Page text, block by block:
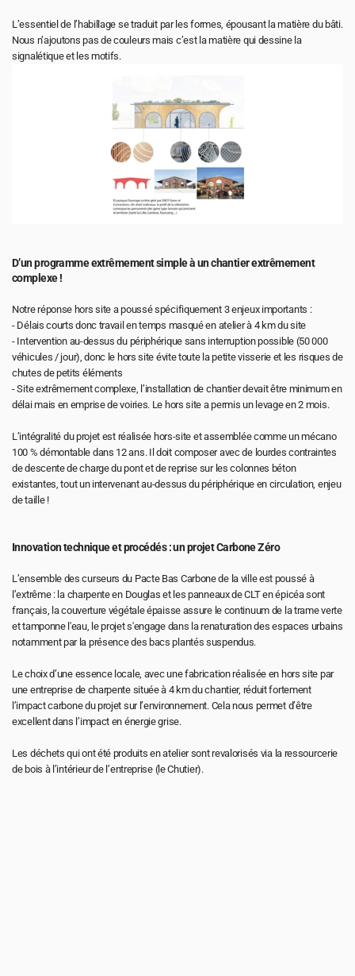
L’essentiel de l’habillage se traduit par les formes, épousant la matière du bâti.
Nous n’ajoutons pas de couleurs mais c’est la matière qui dessine la
signalétique et les motifs.
D’un programme extrêmement simple à un chantier extrêmement
complexe !
Notre réponse hors site a poussé spécifiquement 3 enjeux importants :
- Délais courts donc travail en temps masqué en atelier à 4 km du site
- Intervention au-dessus du périphérique sans interruption possible (50 000
véhicules / jour), donc le hors site évite toute la petite visserie et les risques de
chutes de petits éléments
- Site extrêmement complexe, l’installation de chantier devait être minimum en
délai mais en emprise de voiries. Le hors site a permis un levage en 2 mois.
L’intégralité du projet est réalisée hors-site et assemblée comme un mécano
100 % démontable dans 12 ans. Il doit composer avec de lourdes contraintes
de descente de charge du pont et de reprise sur les colonnes béton
existantes, tout un intervenant au-dessus du périphérique en circulation, enjeu
de taille !
Innovation technique et procédés : un projet Carbone Zéro
L’ensemble des curseurs du Pacte Bas Carbone de la ville est poussé à
l’extrême : la charpente en Douglas et les panneaux de CLT en épicéa sont
français, la couverture végétale épaisse assure le continuum de la trame verte
et tamponne l'eau, le projet s'engage dans la renaturation des espaces urbains
notamment par la présence des bacs plantés suspendus.
Le choix d’une essence locale, avec une fabrication réalisée en hors site par
une entreprise de charpente située à 4 km du chantier, réduit fortement
l’impact carbone du projet sur l’environnement. Cela nous permet d’être
excellent dans l’impact en énergie grise.
Les déchets qui ont été produits en atelier sont revalorisés via la ressourcerie
de bois à l’intérieur de l’entreprise (le Chutier).